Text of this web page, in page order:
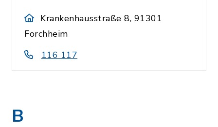
Krankenhausstraße 8, 91301
Forchheim
116 117
B